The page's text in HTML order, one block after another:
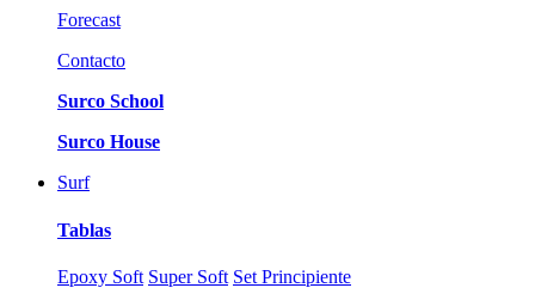
Forecast
Contacto
Surco School
Surco House
Surf
Tablas
Epoxy Soft Super Soft Set Principiente